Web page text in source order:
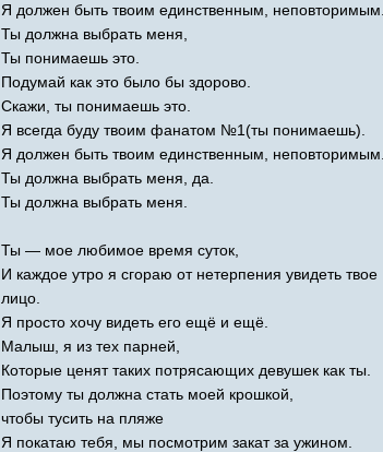
Я должен быть твоим единственным, неповторимым.
Ты должна выбрать меня,
Ты понимаешь это.
Подумай как это было бы здорово.
Скажи, ты понимаешь это.
Я всегда буду твоим фанатом №1(ты понимаешь).
Я должен быть твоим единственным, неповторимым.
Ты должна выбрать меня, да.
Ты должна выбрать меня.
Ты — мое любимое время суток,
И каждое утро я сгораю от нетерпения увидеть твое
лицо.
Я просто хочу видеть его ещё и ещё.
Малыш, я из тех парней,
Которые ценят таких потрясающих девушек как ты.
Поэтому ты должна стать моей крошкой,
чтобы тусить на пляже
Я покатаю тебя, мы посмотрим закат за ужином.